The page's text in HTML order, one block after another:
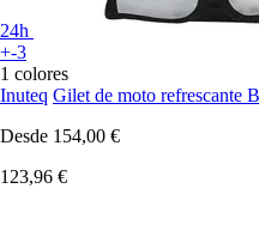
24h
+-3
1 colores
Inuteq Gilet de moto refrescante
Desde 154,00 €
123,96 €